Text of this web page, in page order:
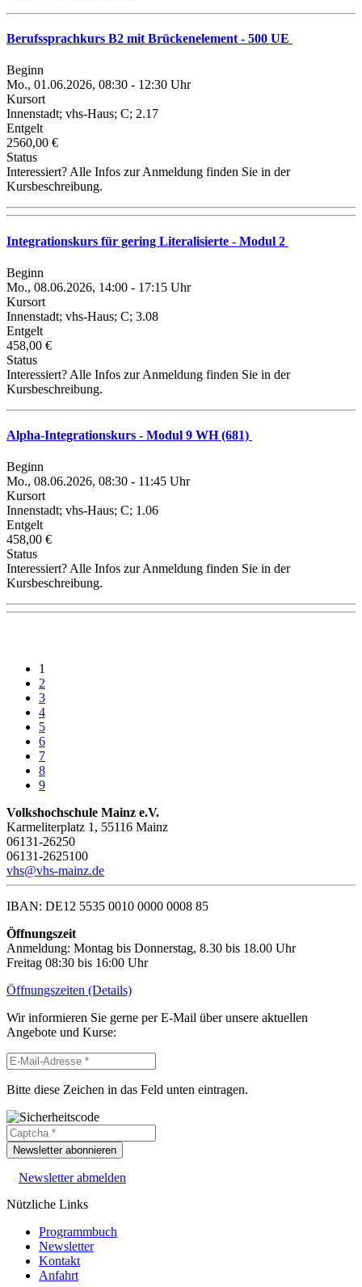
Berufssprachkurs B2 mit Brückenelement - 500 UE
Beginn
Mo., 01.06.2026, 08:30 - 12:30 Uhr
Kursort
Innenstadt; vhs-Haus; C; 2.17
Entgelt
2560,00 €
Status
Interessiert? Alle Infos zur Anmeldung finden Sie in der
Kursbeschreibung.
Integrationskurs für gering Literalisierte - Modul 2
Beginn
Mo., 08.06.2026, 14:00 - 17:15 Uhr
Kursort
Innenstadt; vhs-Haus; C; 3.08
Entgelt
458,00 €
Status
Interessiert? Alle Infos zur Anmeldung finden Sie in der
Kursbeschreibung.
Alpha-Integrationskurs - Modul 9 WH (681)
Beginn
Mo., 08.06.2026, 08:30 - 11:45 Uhr
Kursort
Innenstadt; vhs-Haus; C; 1.06
Entgelt
458,00 €
Status
Interessiert? Alle Infos zur Anmeldung finden Sie in der
Kursbeschreibung.
1
2
3
4
5
6
7
8
9
Volkshochschule Mainz e.V.
Karmeliterplatz 1, 55116 Mainz
06131-26250
06131-2625100
vhs@vhs-mainz.de
IBAN: DE12 5535 0010 0000 0008 85
Öffnungszeit
Anmeldung: Montag bis Donnerstag, 8.30 bis 18.00 Uhr
Freitag 08:30 bis 16:00 Uhr
Öffnungszeiten (Details)
Wir informieren Sie gerne per E-Mail über unsere aktuellen
Angebote und Kurse:
Bitte diese Zeichen in das Feld unten eintragen.
Newsletter abonnieren
Newsletter abmelden
Nützliche Links
Programmbuch
Newsletter
Kontakt
Anfahrt